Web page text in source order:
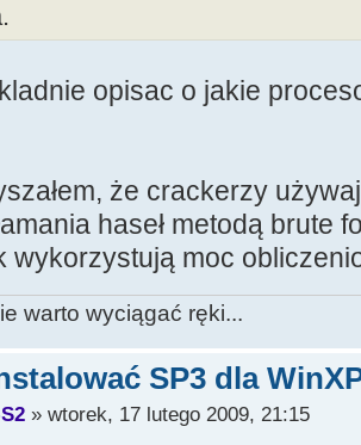
opisac o jakie
że crackerzy
haseł metodą brute
wykorzystują moc
warto wyciągać ręki...
SP3 dla
» wtorek, 17 lutego 2009, 21:15